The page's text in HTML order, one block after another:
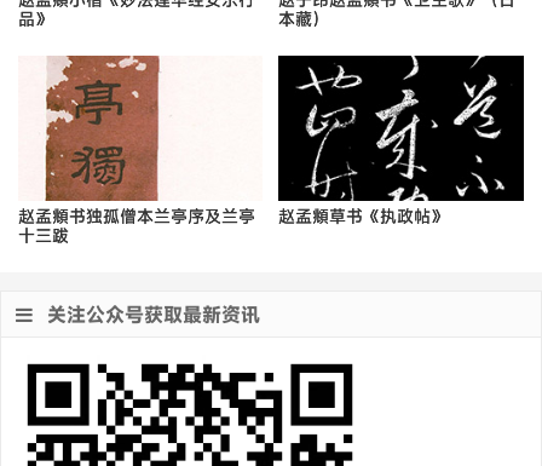
品》
本藏）
赵孟頫书独孤僧本兰亭序及兰亭
十三跋
赵孟頫草书《执政帖》
关注公众号获取最新资讯